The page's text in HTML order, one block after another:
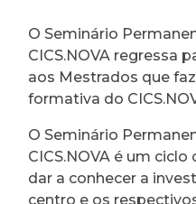
O Seminário
CICS.NOVA regressa
aos Mestrados que
formativa do
O Seminário
CICS.NOVA é um
dar a conhecer a
centro e os